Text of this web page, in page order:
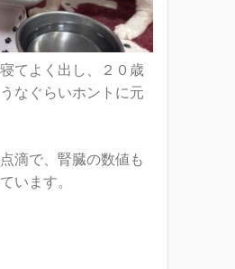
てよく出し、２０歳
なぐらいホントに元
滴で、腎臓の数値も
います。